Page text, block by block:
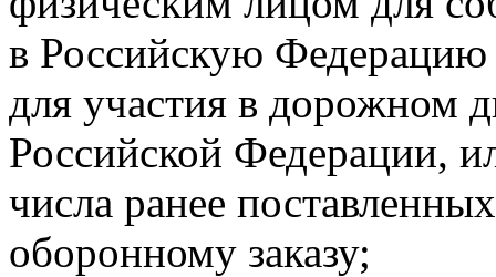
в Российскую
для участия в дорожном
Российской Федерации,
числа ранее
оборонному заказу;